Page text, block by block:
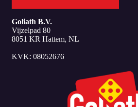
Goliath B.V.
Vijzelpad 80
8051 KR Hattem, NL
KVK: 08052676